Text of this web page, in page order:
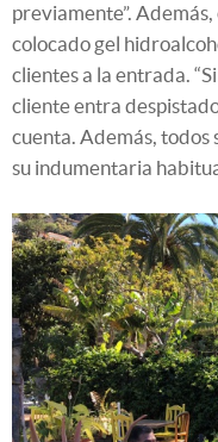
previamente”.
colocado gel
clientes a la entrada.
cliente entra
cuenta. Además, todos
su indumentaria